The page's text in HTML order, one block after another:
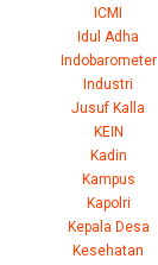
ICMI
Idul Adha
Indobarometer
Industri
Jusuf Kalla
KEIN
Kadin
Kampus
Kapolri
Kepala Desa
Kesehatan